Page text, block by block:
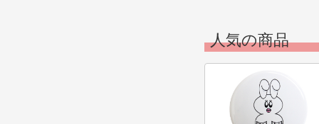
人気の商品